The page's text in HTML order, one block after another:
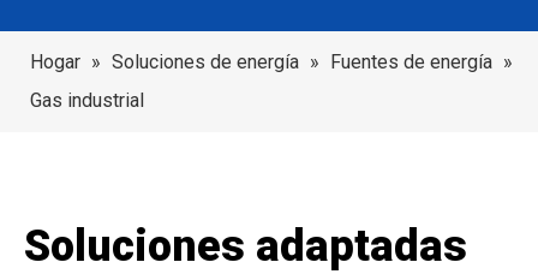
Hogar » Soluciones de energía » Fuentes de energía »
Gas industrial
Soluciones adaptadas